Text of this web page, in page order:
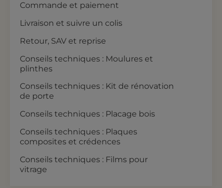
Commande et paiement
Livraison et suivre un colis
Retour, SAV et reprise
Conseils techniques : Moulures et
plinthes
Conseils techniques : Kit de rénovation
de porte
Conseils techniques : Placage bois
Conseils techniques : Plaques
composites et crédences
Conseils techniques : Films pour
vitrage